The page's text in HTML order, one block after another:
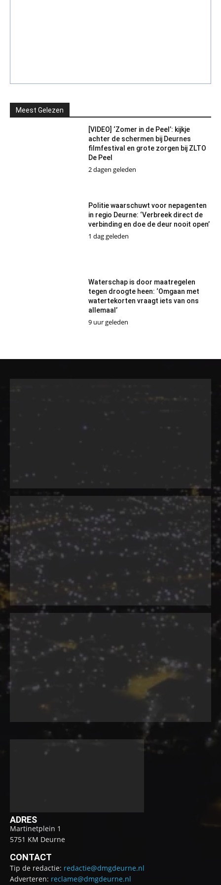
Meest Gelezen
[VIDEO] ‘Zomer in de Peel’: kijkje
achter de schermen bij Deurnes
filmfestival en grote zorgen bij ZLTO
De Peel
2 dagen geleden
Politie waarschuwt voor nepagenten
in regio Deurne: ‘Verbreek direct de
verbinding en doe de deur nooit open’
1 dag geleden
Waterschap is door maatregelen
tegen droogte heen: ‘Omgaan met
watertekorten vraagt iets van ons
allemaal’
9 uur geleden
ADRES
Martinetplein 1
5751 KM Deurne
CONTACT
Tip de redactie: redactie@dmgdeurne.nl
Adverteren: reclame@dmgdeurne.nl